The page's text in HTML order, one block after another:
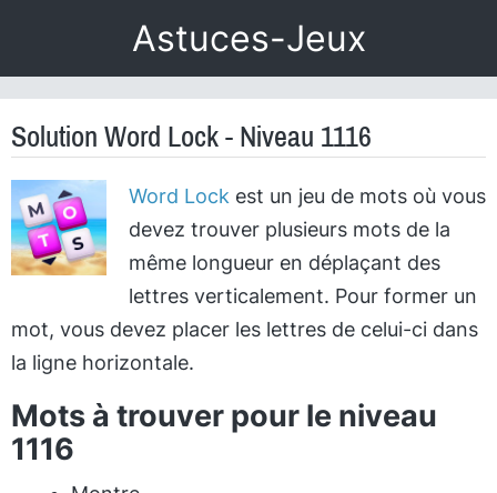
Astuces-Jeux
Solution Word Lock - Niveau 1116
Word Lock est un jeu de mots où vous
devez trouver plusieurs mots de la
même longueur en déplaçant des
lettres verticalement. Pour former un
mot, vous devez placer les lettres de celui-ci dans
la ligne horizontale.
Mots à trouver pour le niveau
1116